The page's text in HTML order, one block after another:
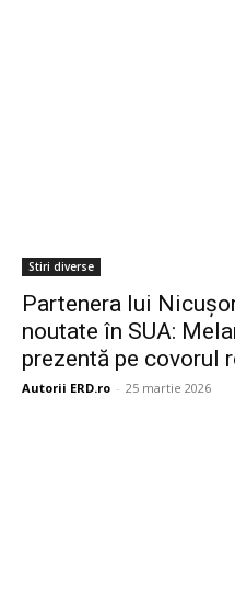
Stiri diverse
Partenera lui
noutate în SUA:
prezentă pe covorul
Autorii ERD.ro - 25 martie 2026